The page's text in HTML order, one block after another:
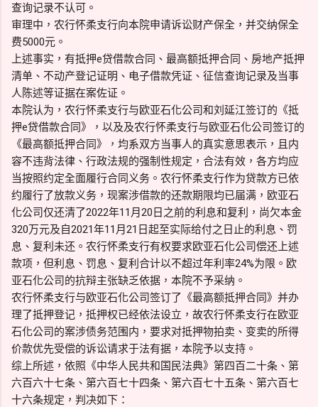
查询记录不认可。
审理中，农行怀柔支行向本院申请诉讼财产保全，并交纳保全
费5000元。
上述事实，有抵押e贷借款合同、最高额抵押合同、房地产抵押
清单、不动产登记证明、电子借款凭证、征信查询记录及当事
人陈述等证据在案佐证。
本院认为，农行怀柔支行与欧亚石化公司和刘延江签订的《抵
押e贷借款合同》，以及及农行怀柔支行与欧亚石化公司签订的
《最高额抵押合同》，均系双方当事人的真实意思表示，且内
容不违背法律、行政法规的强制性规定，合法有效，各方均应
当按照约定全面履行合同义务。农行怀柔支行作为贷款方已依
约履行了放款义务，现案涉借款的还款期限均已届满，欧亚石
化公司仅还清了2022年11月20日之前的利息和复利，尚欠本金
320万元及自2021年11月21日起至实际给付之日止的利息、罚
息、复利未还。农行怀柔支行有权要求欧亚石化公司偿还上述
款项，但利息、罚息、复利合计以不超过年利率24%为限。欧
亚石化公司的抗辩主张缺乏依据，本院不予采纳。
农行怀柔支行与欧亚石化公司签订了《最高额抵押合同》并办
理了抵押登记，抵押权已经依法设立，故农行怀柔支行在欧亚
石化公司的案涉债务范围内，要求对抵押物拍卖、变卖的所得
价款优先受偿的诉讼请求于法有据，本院予以支持。
综上所述，依照《中华人民共和国民法典》第四百二十条、第
六百六十七条、第六百七十四条、第六百七十五条、第六百七
十六条规定，判决如下：